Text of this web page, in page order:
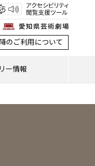
ー情報
のご利用について